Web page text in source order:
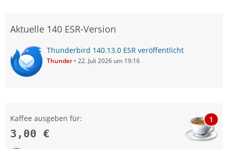
Aktuelle 140 ESR-Version
Thunderbird 140.13.0 ESR veröffentlicht
Thunder 22. Juli 2026 um 19:16
Kaffee ausgeben für:
3,00 €
1